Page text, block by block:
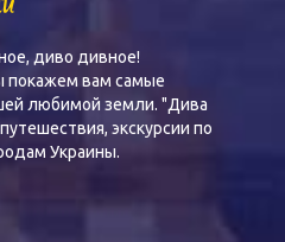
диво дивное!
покажем вам самые
любимой земли. "Дива
экскурсии по
Украины.